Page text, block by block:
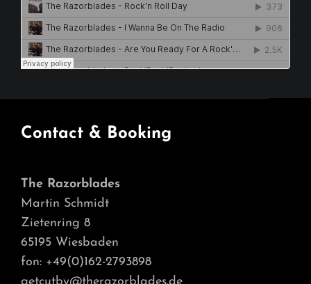
Contact & Booking
The Razorblades
Martin Schmidt
Zietenring 8
65195 Wiesbaden
fon: +49(0)162-2793898